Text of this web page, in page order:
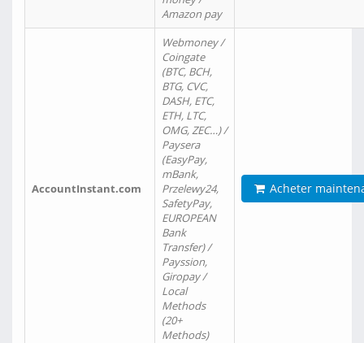
Amazon pay
AccountInstant.com
Webmoney /
Coingate
(BTC, BCH,
BTG, CVC,
DASH, ETC,
ETH, LTC,
OMG, ZEC…) /
Paysera
(EasyPay,
mBank,
Przelewy24,
SafetyPay,
EUROPEAN
Bank
Transfer) /
Payssion,
Giropay /
Local
Methods
(20+
Methods)
Acheter